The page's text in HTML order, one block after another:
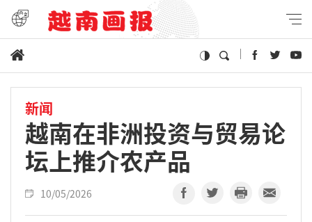
新闻
越南在非洲投资与贸易论
坛上推介农产品
10/05/2026